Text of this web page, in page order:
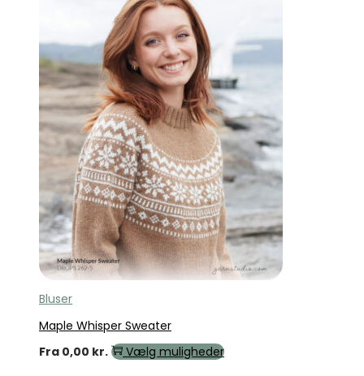
Bluser
Maple Whisper Sweater
Fra 0,00 kr. Vælg muligheder